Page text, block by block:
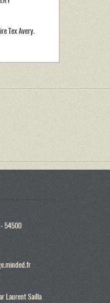
Tex Avery.
54500
Laurent Sailla